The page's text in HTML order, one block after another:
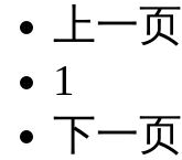
上一页
1
下一页